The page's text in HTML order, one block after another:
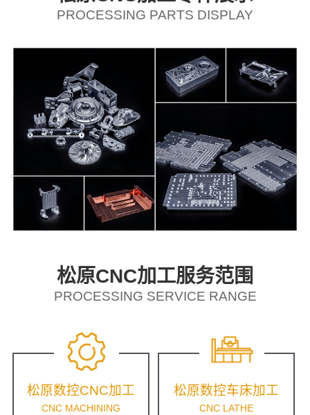
PROCESSING PARTS DISPLAY
松原CNC加工服务范围
PROCESSING SERVICE RANGE
松原数控CNC加工
CNC MACHINING
松原数控车床加工
CNC LATHE